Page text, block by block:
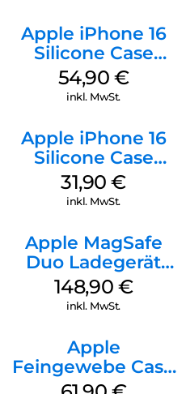
Apple iPhone 16
Silicone Case
MagSafe Lake
Green
54,90 €
inkl. MwSt.
Apple iPhone 16
Silicone Case
MagSafe Fuchsia
31,90€
inkl. MwSt.
Apple MagSafe
Duo Ladegerät
Weiß
148,90 €
inkl. MwSt.
Apple
Feingewebe Case
iPhone 15 Pro